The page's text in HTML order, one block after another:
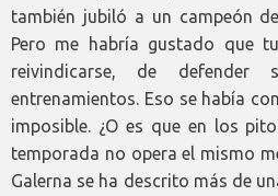
también jubiló a un campeón
Pero me habría gustado que
reivindicarse, de
entrenamientos. Eso se había
imposible. ¿O es que en los
temporada no opera el mismo
Galerna se ha descrito más de